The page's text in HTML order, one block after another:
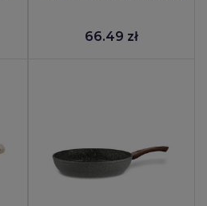
66.49 zł